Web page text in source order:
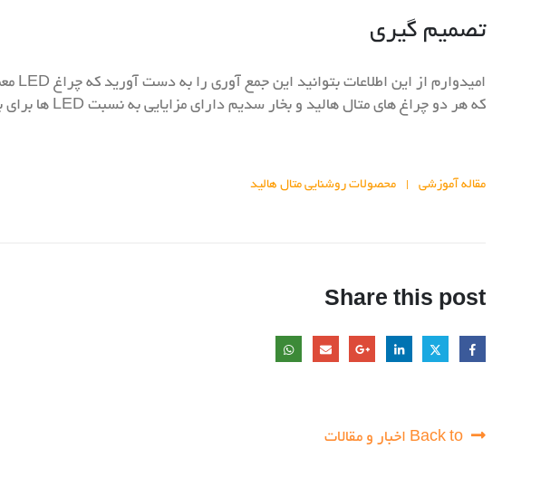
تصمیم گیری
که هر دو چراغ های متال هالید و بخار سدیم دارای مزایایی به نسبت LED ها برای برنامه های خاص و بودجه های کوچکتر هستند.
مقاله آموزشی محصولات روشنایی متال هالید
Share this post